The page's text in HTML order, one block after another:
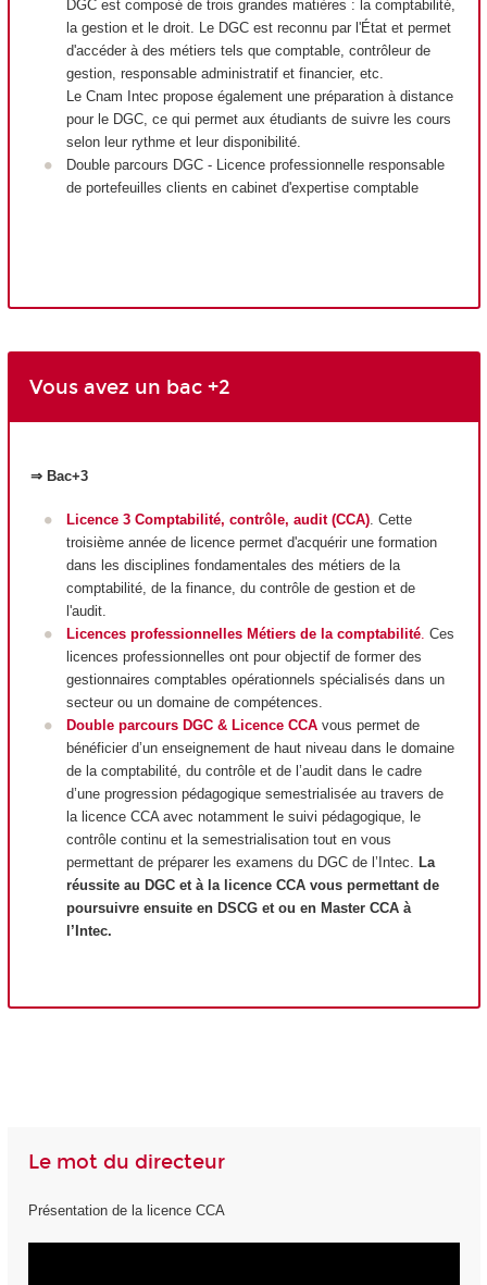
DGC est composé de trois grandes matières : la comptabilité,
la gestion et le droit. Le DGC est reconnu par l'État et permet
d'accéder à des métiers tels que comptable, contrôleur de
gestion, responsable administratif et financier, etc.
Le Cnam Intec propose également une préparation à distance
pour le DGC, ce qui permet aux étudiants de suivre les cours
selon leur rythme et leur disponibilité.
Double parcours DGC - Licence professionnelle responsable
de portefeuilles clients en cabinet d'expertise comptable
Vous avez un bac +2
⇒ Bac+3
Licence 3 Comptabilité, contrôle, audit (CCA). Cette
troisième année de licence permet d'acquérir une formation
dans les disciplines fondamentales des métiers de la
comptabilité, de la finance, du contrôle de gestion et de
l'audit.
Licences professionnelles Métiers de la comptabilité. Ces
licences professionnelles ont pour objectif de former des
gestionnaires comptables opérationnels spécialisés dans un
secteur ou un domaine de compétences.
Double parcours DGC & Licence CCA vous permet de
bénéficier d’un enseignement de haut niveau dans le domaine
de la comptabilité, du contrôle et de l’audit dans le cadre
d’une progression pédagogique semestrialisée au travers de
la licence CCA avec notamment le suivi pédagogique, le
contrôle continu et la semestrialisation tout en vous
permettant de préparer les examens du DGC de l’Intec. La
réussite au DGC et à la licence CCA vous permettant de
poursuivre ensuite en DSCG et ou en Master CCA à
l’Intec.
Le mot du directeur
Présentation de la licence CCA